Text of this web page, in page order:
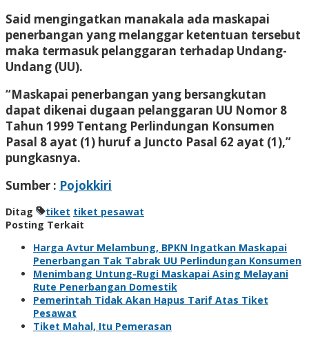
Said mengingatkan manakala ada maskapai
penerbangan yang melanggar ketentuan tersebut
maka termasuk pelanggaran terhadap Undang-
Undang (UU).
“Maskapai penerbangan yang bersangkutan
dapat dikenai dugaan pelanggaran UU Nomor 8
Tahun 1999 Tentang Perlindungan Konsumen
Pasal 8 ayat (1) huruf a Juncto Pasal 62 ayat (1),”
pungkasnya.
Sumber : Pojokkiri
Ditag tiket tiket pesawat
Posting Terkait
Harga Avtur Melambung, BPKN Ingatkan Maskapai
Penerbangan Tak Tabrak UU Perlindungan Konsumen
Menimbang Untung-Rugi Maskapai Asing Melayani
Rute Penerbangan Domestik
Pemerintah Tidak Akan Hapus Tarif Atas Tiket
Pesawat
Tiket Mahal, Itu Pemerasan